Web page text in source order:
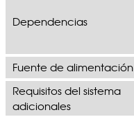
Dependencias
Fuente de alimentación
Requisitos del sistema
adicionales